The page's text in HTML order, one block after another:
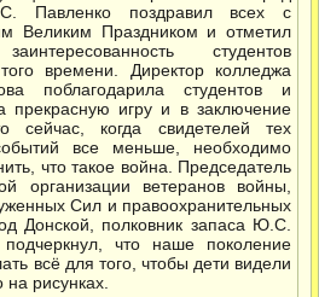
Павленко поздравил всех с
Великим Праздником и отметил
студентов
времени. Директор колледжа
поблагодарила студентов и
прекрасную игру и в заключение
сейчас, когда свидетелей тех
все меньше, необходимо
что такое война. Председатель
организации ветеранов войны,
Сил и правоохранительных
Донской, полковник запаса Ю.С.
подчеркнул, что наше поколение
всё для того, чтобы дети видели
на рисунках.